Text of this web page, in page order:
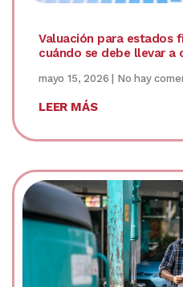
Valuación para estados
cuándo se debe llevar a
mayo 15, 2026 No hay
LEER MÁS